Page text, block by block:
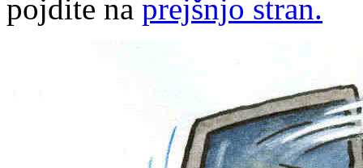
pojdite na prejšnjo stran.